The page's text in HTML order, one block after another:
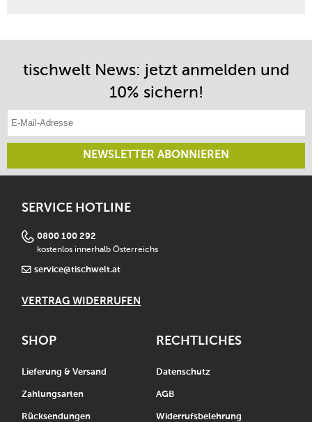
tischwelt News: jetzt anmelden und
10% sichern!
NEWSLETTER ABONNIEREN
SERVICE HOTLINE
0800 100 292
kostenlos innerhalb Österreichs
service@tischwelt.at
VERTRAG WIDERRUFEN
SHOP
Lieferung & Versand
Zahlungsarten
Rücksendungen
RECHTLICHES
Datenschutz
AGB
Widerrufsbelehrung